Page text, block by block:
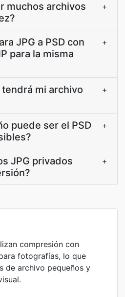
muchos archivos
+
JPG a PSD con
para la misma
+
mi archivo
+
puede ser el PSD
+
JPG privados
+
compresión con
fotografías, lo que
de archivo pequeños y